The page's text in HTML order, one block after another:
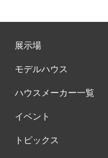
展示場
モデルハウス
ハウスメーカー一覧
イベント
トピックス